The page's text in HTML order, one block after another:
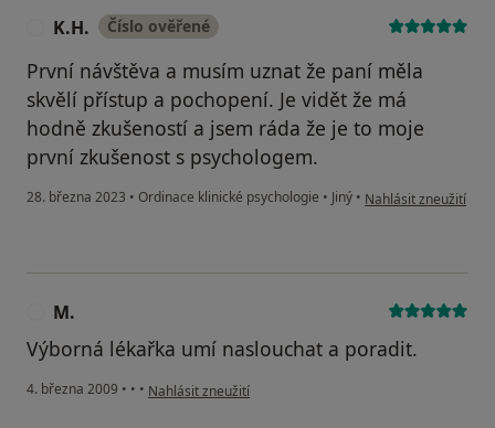
K.H. Číslo ověřené
První návštěva a musím uznat že paní měla
skvělí přístup a pochopení. Je vidět že má
hodně zkušeností a jsem ráda že je to moje
první zkušenost s psychologem.
28. března 2023 • Ordinace klinické psychologie • Jiný • podle názoru
Nahlásit zneužití
M.
Výborná lékařka umí naslouchat a poradit.
4. března 2009 • • • podle názoru uživatele M.
Nahlásit zneužití